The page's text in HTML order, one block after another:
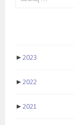
►2023
►2022
►2021